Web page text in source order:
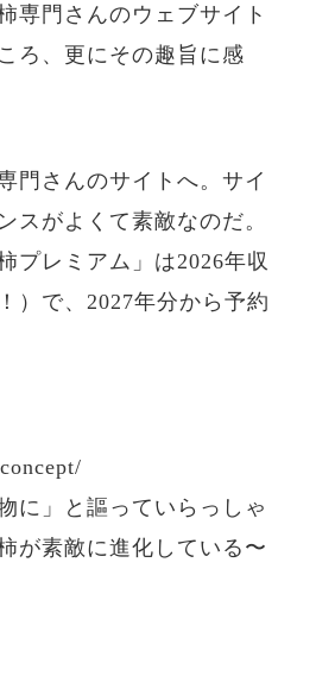
専門さんのウェブサイト
ろ、更にその趣旨に感
門さんのサイトへ。サイ
スがよくて素敵なのだ。
プレミアム」は2026年収
）で、2027年分から予約
に」と謳っていらっしゃ
が素敵に進化している〜